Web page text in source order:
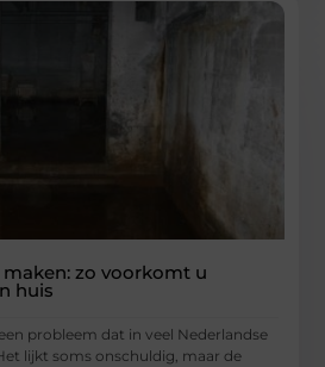
zo voorkomt u
huis
probleem dat in veel Nederlandse
lijkt soms onschuldig, maar de